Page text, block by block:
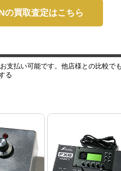
の買取査定はこちら
払い可能です。他店様との比較で
る